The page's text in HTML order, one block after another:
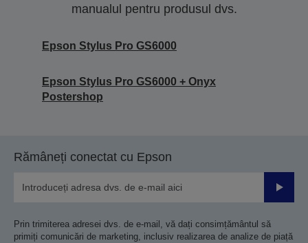
manualul pentru produsul dvs.
Epson Stylus Pro GS6000
Epson Stylus Pro GS6000 + Onyx
Postershop
Rămâneți conectat cu Epson
Prin trimiterea adresei dvs. de e-mail, vă dați consimțământul să
primiți comunicări de marketing, inclusiv realizarea de analize de piață